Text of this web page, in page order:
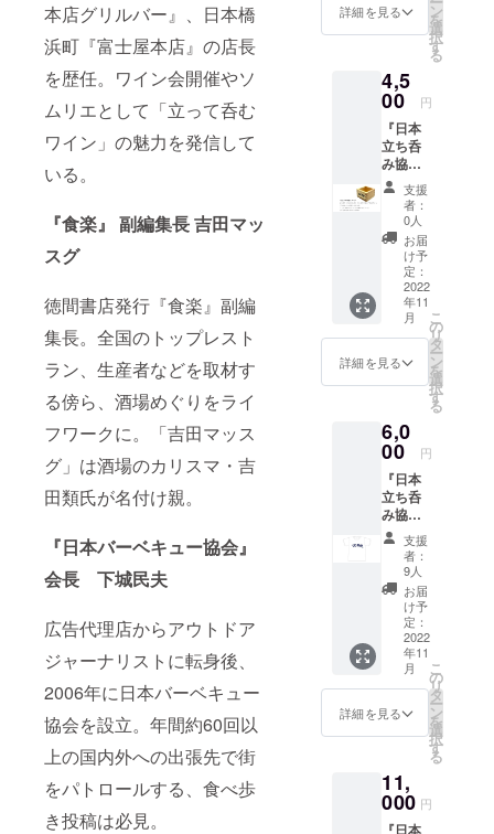
本店グリルバー』、日本橋
浜町『富士屋本店』の店長
を歴任。ワイン会開催やソ
ムリエとして「立って呑む
ワイン」の魅力を発信して
いる。
『食楽』 副編集長 吉田マッ
スグ
徳間書店発行『食楽』副編
集長。全国のトップレスト
ラン、生産者などを取材す
る傍ら、酒場めぐりをライ
フワークに。「吉田マッス
グ」は酒場のカリスマ・吉
田類氏が名付け親。
『日本バーベキュー協会』
会長 下城民夫
広告代理店からアウトドア
ジャーナリストに転身後、
2006年に日本バーベキュー
協会を設立。年間約60回以
上の国内外への出張先で街
をパトロールする、食べ歩
き投稿は必見。
～22
時）の
す。当
日はス
タン
ディン
グメン
バーや
吉田類
氏から
のご挨
拶、質
問コー
ナーな
どを予
定して
質問
コー
して
は、予
めメー
ルにて
質問を
受け付
け、そ
の中か
ら協会
側で抜
粋させ
ていた
だきま
す。質
問受け
メール
アドレ
ちらの
リター
ンの支
援者に
立ち呑
うイベ
ントを
開催い
たしま
す！
こちら
のリ
ターン
は、そ
のイベ
ントの
オンラ
イン配
信の参
加権
～19
時）の
す。当
日はス
タン
ディン
グメン
バーや
吉田類
氏から
のご挨
拶、質
問コー
ナーな
どを予
定して
質問
コー
して
は、予
めメー
いた方
み協
会」認
ノミニ
ストピ
ンバッ
ジをお
送りい
たしま
す。
バッ
ジ
立ち呑
み協
会』会
員年会
費 年会
費3000
円がク
ラウド
ファン
ディン
グなら
2000円
に。タ
チノミ
ニスト
必携の
オリジ
ガー、
日本立
協会が
「タチ
ノミニ
スト」
として
認定す
る公式
ピン
バッジ
付き！
※会員に
なって
いただ
いた方
み協
会」認
定タチ
詳細を見る ン
を
選
択
す
る
4,5
00 円
『日本
立ち呑
み協
会』オ
リジナ
ル枡
（小銭
入れ推
奨）
＋
「タチ
ノミニ
スト」
ピン
バッ
『日本
立ち呑
み協
会』会
員年会
費 年会
費3000
円がク
ラウド
ファン
ディン
グなら
2000円
に。タ
チノミ
ニスト
必携、
小銭入
れ、日
支援
者：
0人
お届
け予
定：
2022
年11
月
詳細を見る
こ
の
リ
タ
ー
ン
を
選
択
す
る
6,0
00 円
『日本
立ち呑
み協
会』オ
リジナ
ルTシャ
ツ
＋
「タチ
ノミニ
スト」
ピン
バッ
ジ
＋
み協
会』会
員年会
支援
者：
9人
お届
け予
定：
2022
年11
月
詳細を見る
こ
の
リ
タ
ー
ン
を
選
択
す
る
11,
000 円